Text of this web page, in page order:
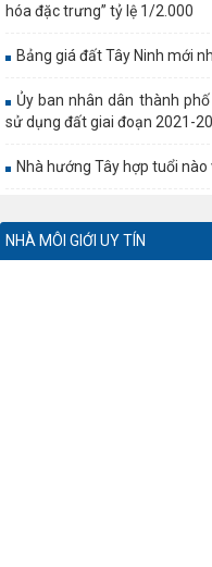
hóa đặc trưng” tỷ lệ 1/2.000
Bảng giá đất Tây Ninh mới
Ủy ban nhân dân thành
sử dụng đất giai đoạn 2021-
Nhà hướng Tây hợp tuổi
NHÀ MÔI GIỚI UY TÍN